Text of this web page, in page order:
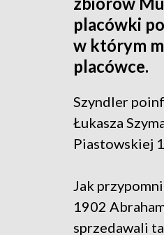
placówki
w którym
placówce.
Szyndler
Łukasza
Piastowskiej
Jak
1902
sprzedawali